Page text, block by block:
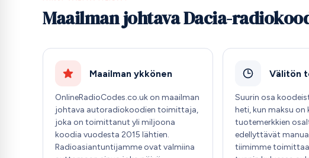
Maailman johtava Dacia-
Maailman ykkönen
OnlineRadioCodes.co.uk on maailman
johtava autoradiokoodien toimittaja,
joka on toimittanut yli miljoona
koodia vuodesta 2015 lähtien.
Radioasiantuntijamme ovat valmiina
Välitön
Suurin osa
heti, kun maksu on
tuotemerkkien
edellyttävät
tiimimme toimittaa